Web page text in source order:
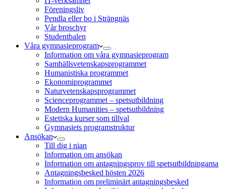
Föreningsliv
Pendla eller bo i Strängnäs
Vår broschyr
Studentbalen
Våra gymnasieprogram
Information om våra gymnasieprogram
Samhällsvetenskapsprogrammet
Humanistiska programmet
Ekonomiprogrammet
Naturvetenskapsprogrammet
Scienceprogrammet – spetsutbildning
Modern Humanities – spetsutbildning
Estetiska kurser som tillval
Gymnasiets programstruktur
Ansökan
Till dig i nian
Information om ansökan
Information om antagningsprov till spetsutbildningarna
Antagningsbesked hösten 2026
Information om preliminärt antagningsbesked